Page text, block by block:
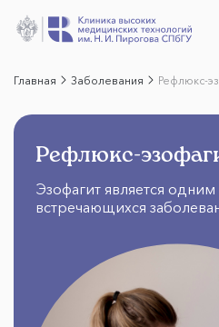
Главная Заболевания Рефлюкс-
Рефлюкс-
Эзофагит является одним
встречающихся